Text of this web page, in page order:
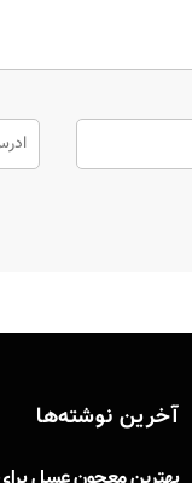
آخرین نوشته‌ها